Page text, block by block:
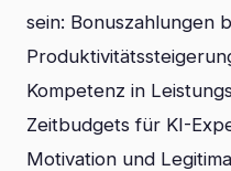
sein: Bonuszahlungen
Kompetenz in
Zeitbudgets für KI-
Motivation und